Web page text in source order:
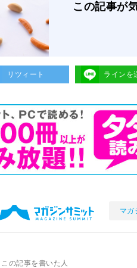
この記事が
リツィート ラインを
マガ
この記事を書いた人